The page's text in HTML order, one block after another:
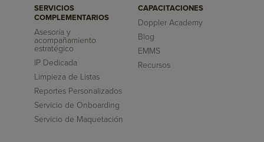
SERVICIOS
COMPLEMENTARIOS
Asesoría y
acompañamiento
estratégico
IP Dedicada
Limpieza de Listas
Reportes Personalizados
Servicio de Onboarding
Servicio de Maquetación
CAPACITACIONES
Doppler Academy
Blog
EMMS
Recursos